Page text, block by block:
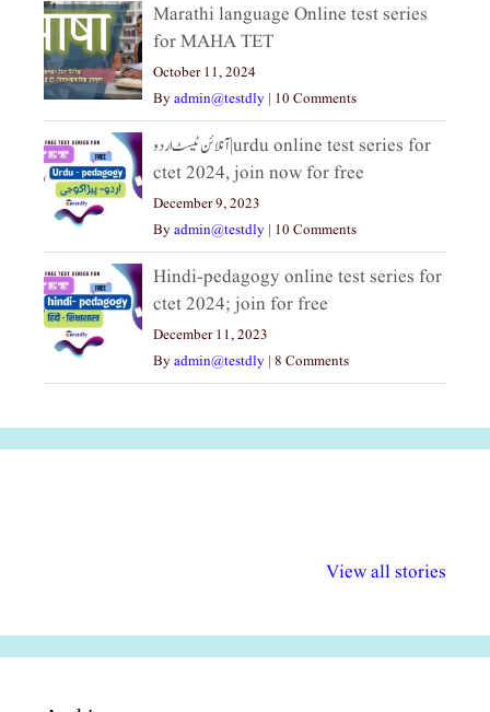
Marathi language Online test series
for MAHA TET
October 11, 2024
Byadmin@testdly | 10 Comments
آنلائن ٹیسٹ اردو|urdu online test series for
ctet 2024, join now for free
December 9, 2023
Byadmin@testdly | 10 Comments
Hindi-pedagogy online test series for
ctet 2024; join for free
December 11, 2023
Byadmin@testdly | 8 Comments
View all stories
अधिकार दिवस| 18
वर्षातील